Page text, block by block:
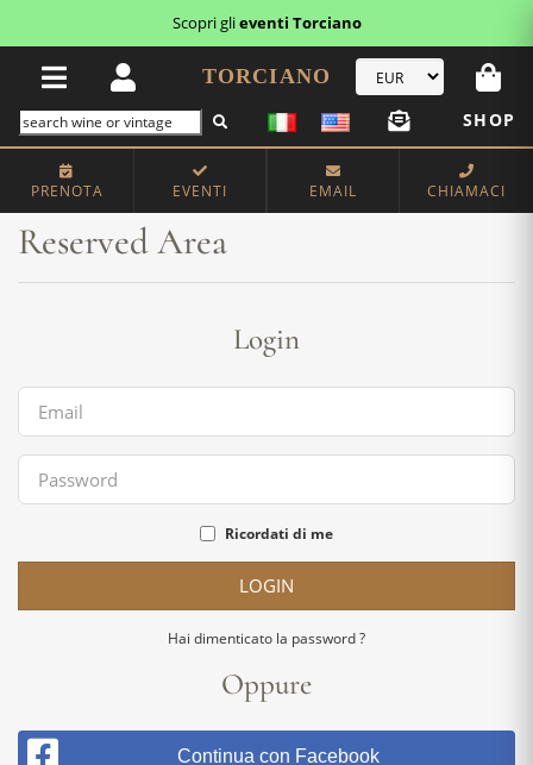
Scopri glieventi Torciano
TORCIANO
SHOP
PRENOTA EVENTI EMAIL CHIAMACI
Home Reserved Area
Reserved Area
Login
Ricordati di me
LOGIN
Hai dimenticato la password ?
Oppure
Continua con Facebook